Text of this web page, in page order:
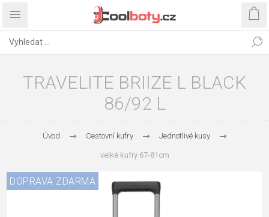
TRAVELITE BRIIZE L BLACK
86/92 L
Úvod Cestovní kufry Jednotlivé kusy
velké kufry 67-81cm
DOPRAVA ZDARMA